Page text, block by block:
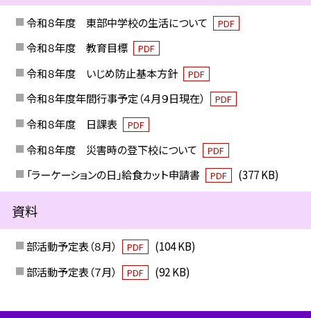
令和８年度 東部中学校の生活について PDF
令和８年度 教育目標 PDF
令和８年度 いじめ防止基本方針 PDF
令和８年度年間行事予定（４月９日現在） PDF
令和８年度 日課表 PDF
令和８年度 災害時の登下校について PDF
「ラーケーションの日」給食カット申請書 PDF (377 KB)
資料
部活動予定表（８月） PDF
(104 KB)
部活動予定表（７月）
PDF (92 KB)